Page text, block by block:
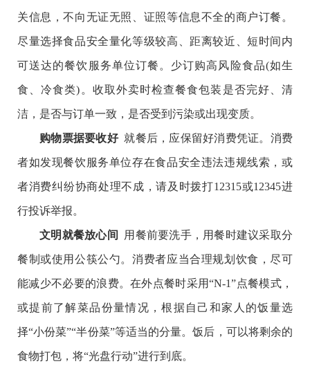
关信息，不向无证无照、证照等信息不全的商户订餐。
尽量选择食品安全量化等级较高、距离较近、短时间内
可送达的餐饮服务单位订餐。少订购高风险食品(如生
食、冷食类)。收取外卖时检查餐食包装是否完好、清
洁，是否与订单一致，是否受到污染或出现变质。
购物票据要收好就餐后，应保留好消费凭证。消费
者如发现餐饮服务单位存在食品安全违法违规线索，或
者消费纠纷协商处理不成，请及时拨打12315或12345进
行投诉举报。
文明就餐放心间 用餐前要洗手，用餐时建议采取分
餐制或使用公筷公勺。消费者应当合理规划饮食，尽可
能减少不必要的浪费。在外点餐时采用“N-1”点餐模式，
或提前了解菜品份量情况，根据自己和家人的饭量选
择“小份菜”“半份菜”等适当的分量。饭后，可以将剩余的
食物打包，将“光盘行动”进行到底。